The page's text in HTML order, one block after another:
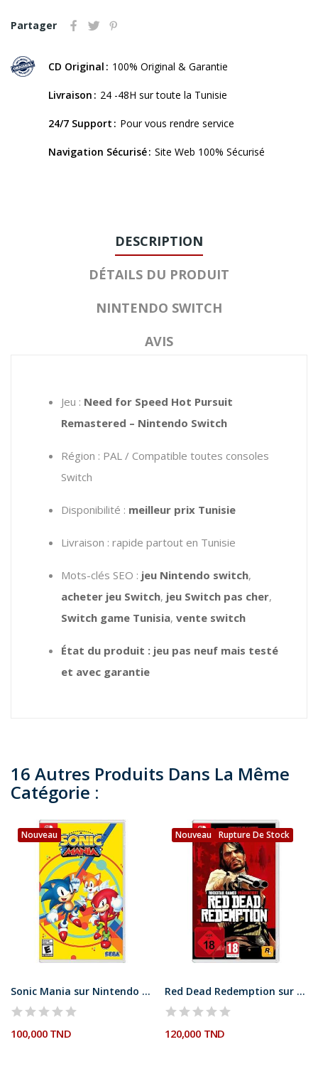
Partager
CD Original 100% Original & Garantie
Livraison 24 -48H sur toute la Tunisie
24/7 Support Pour vous rendre service
Navigation Sécurisé Site Web 100% Sécurisé
DESCRIPTION
DÉTAILS DU PRODUIT
NINTENDO SWITCH
AVIS
Jeu : Need for Speed Hot Pursuit
Remastered – Nintendo Switch
Région : PAL / Compatible toutes consoles
Switch
Disponibilité : meilleur prix Tunisie
Livraison : rapide partout en Tunisie
Mots-clés SEO : jeu Nintendo switch,
acheter jeu Switch, jeu Switch pas cher,
Switch game Tunisia, vente switch
État du produit : jeu pas neuf mais testé
et avec garantie
16 Autres Produits Dans La Même
Catégorie :
Nouveau
Sonic Mania sur Nintendo Switch
100,000 TND
Nouveau Rupture De Stock
Red Dead Redemption sur Nintendo Switch
120,000 TND